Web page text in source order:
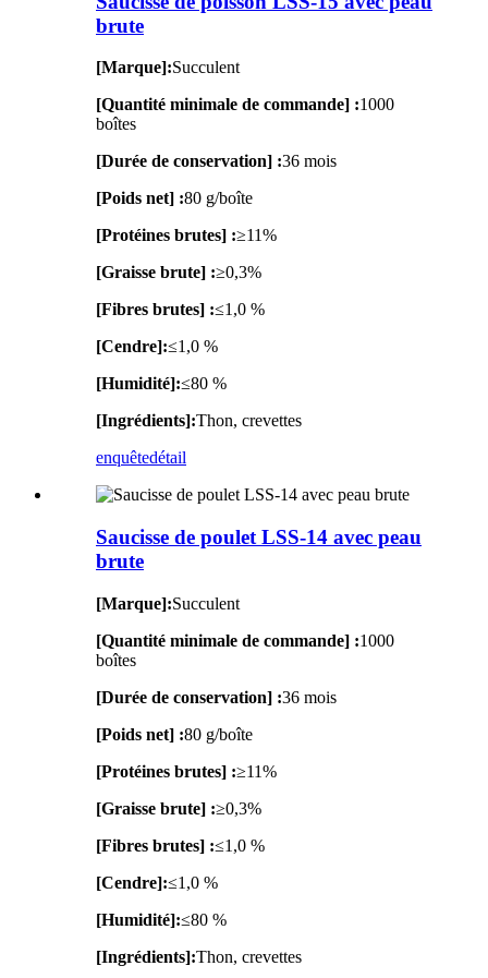
brute
[Marque]:Succulent
[Quantité minimale de commande] :1000
boîtes
[Durée de conservation] :36 mois
[Poids net] :80 g/boîte
[Protéines brutes] :≥11%
[Graisse brute] :≥0,3%
[Fibres brutes] :≤1,0 %
[Cendre]:≤1,0 %
[Humidité]:≤80 %
[Ingrédients]:Thon, crevettes
enquêtedétail
Saucisse de poulet LSS-14 avec peau
brute
[Marque]:Succulent
[Quantité minimale de commande] :1000
boîtes
[Durée de conservation] :36 mois
[Poids net] :80 g/boîte
[Protéines brutes] :≥11%
[Graisse brute] :≥0,3%
[Fibres brutes] :≤1,0 %
[Cendre]:≤1,0 %
[Humidité]:≤80 %
[Ingrédients]:Thon, crevettes